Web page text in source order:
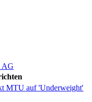
AG
MTU auf 'Underweight'